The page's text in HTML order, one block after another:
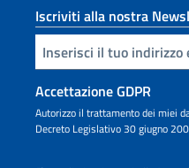
Iscriviti alla nostra
Inserisci la tua email
Accettazione GDPR
Autorizzo il trattamento dei miei
Decreto Legislativo 30 giugno